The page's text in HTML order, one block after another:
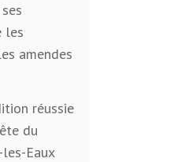
les
amendes
réussie
du
Eaux